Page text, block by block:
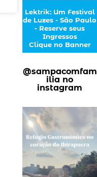
Lektrik: Um Festival
de Luzes - São Paulo
- Reserve seus
Ingressos
Clique no Banner
@sampacomfam
ilia no
instagram